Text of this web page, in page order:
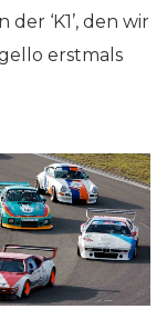
‘K1’, den wir
erstmals